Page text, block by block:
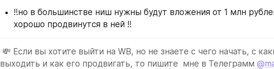
‼️но в большинстве ниш нужны будут вложения от 1 млн
хорошо продвинутся в ней ‼️
💸 Если вы хотите выйти на WB, но не знаете с чего начать, с
выходить и как его продвигать, то пишите  мне в Телеграмм